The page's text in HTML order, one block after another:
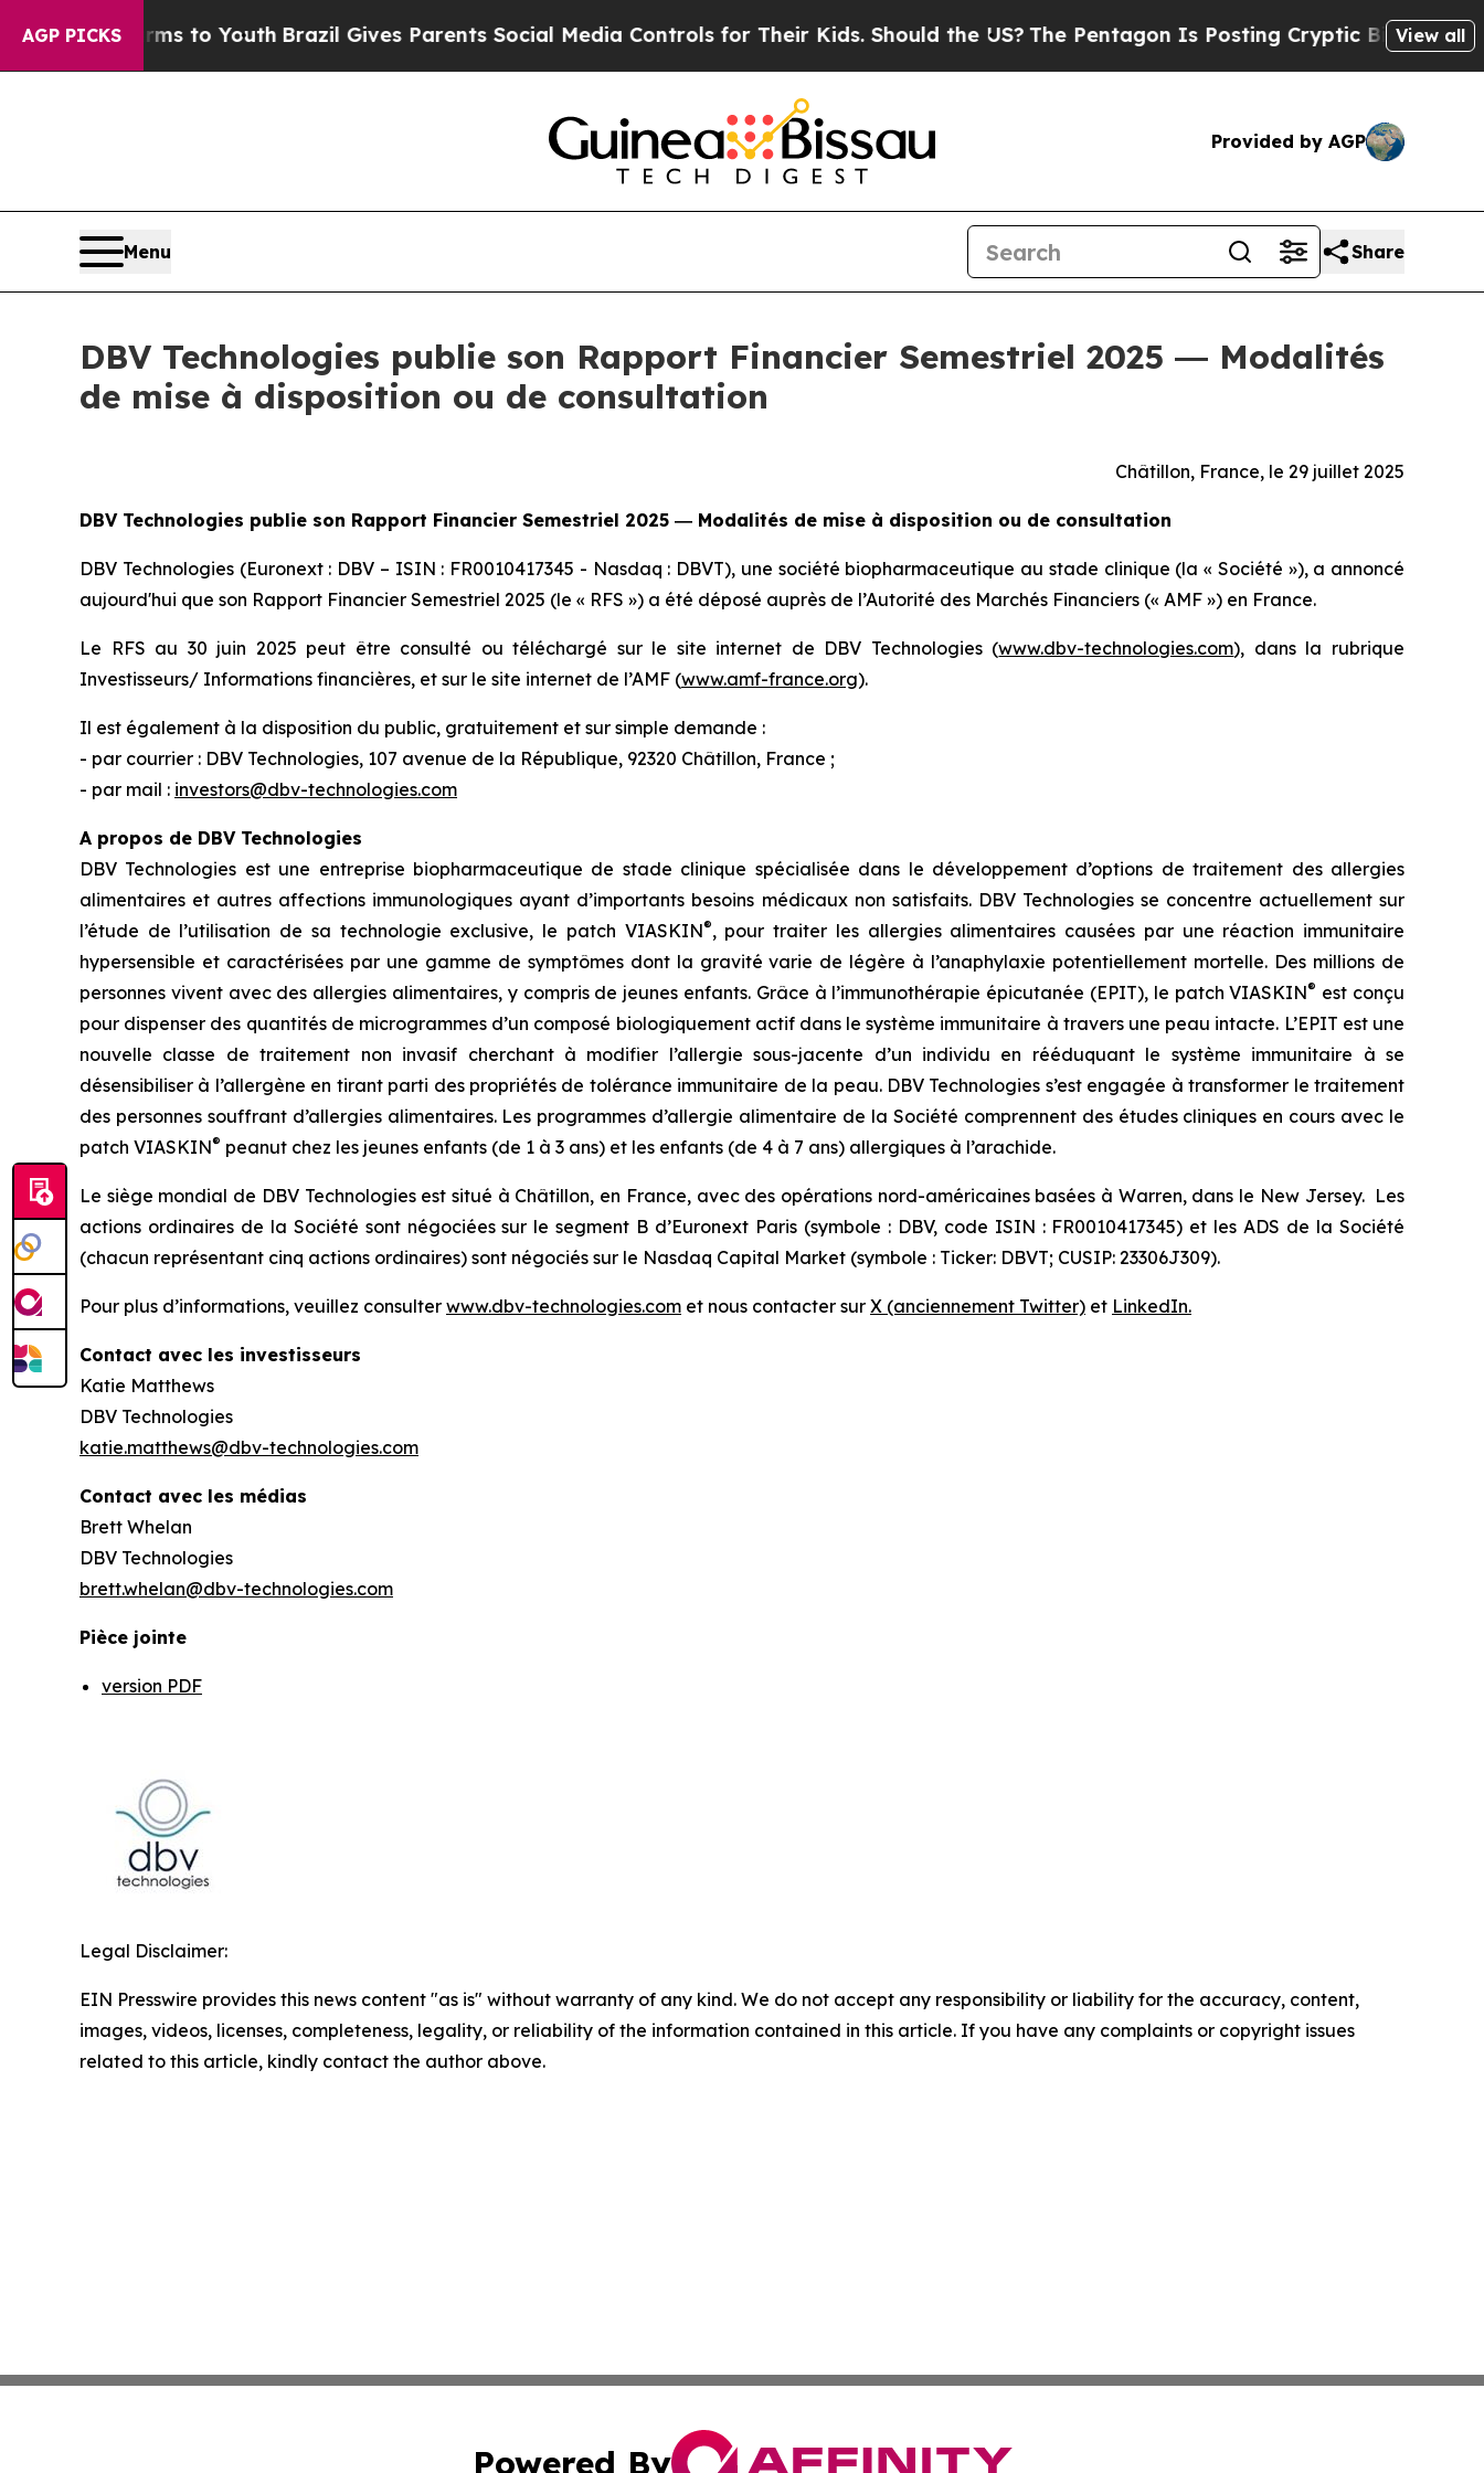
AGP PICKS
Harms to YouthBrazil Gives Parents Social Media Controls for Their Kids. Should the US?The Pentagon Is Posting Cryptic Biblical Messages
View all
Provided by AGP
Menu Share
DBV Technologies publie son Rapport Financier Semestriel 2025 ― Modalités
de mise à disposition ou de consultation
Châtillon, France, le 29 juillet 2025
DBV Technologies publie son Rapport Financier Semestriel 2025 ― Modalités de mise à disposition ou de consultation
DBV Technologies (Euronext : DBV – ISIN : FR0010417345 - Nasdaq : DBVT), une société biopharmaceutique au stade clinique (la « Société »), a annoncé
aujourd'hui que son Rapport Financier Semestriel 2025 (le « RFS ») a été déposé auprès de l’Autorité des Marchés Financiers (« AMF ») en France.
Le RFS au 30 juin 2025 peut être consulté ou téléchargé sur le site internet de DBV Technologies (www.dbv-technologies.com), dans la rubrique
Investisseurs/ Informations financières, et sur le site internet de l’AMF (www.amf-france.org).
Il est également à la disposition du public, gratuitement et sur simple demande :
- par courrier : DBV Technologies, 107 avenue de la République, 92320 Châtillon, France ;
- par mail : investors@dbv-technologies.com
A propos de DBV Technologies
DBV Technologies est une entreprise biopharmaceutique de stade clinique spécialisée dans le développement d’options de traitement des allergies
alimentaires et autres affections immunologiques ayant d’importants besoins médicaux non satisfaits. DBV Technologies se concentre actuellement sur
l’étude de l’utilisation de sa technologie exclusive, le patch VIASKIN®, pour traiter les allergies alimentaires causées par une réaction immunitaire
hypersensible et caractérisées par une gamme de symptômes dont la gravité varie de légère à l’anaphylaxie potentiellement mortelle. Des millions de
personnes vivent avec des allergies alimentaires, y compris de jeunes enfants. Grâce à l’immunothérapie épicutanée (EPIT), le patch VIASKIN® est conçu
pour dispenser des quantités de microgrammes d’un composé biologiquement actif dans le système immunitaire à travers une peau intacte. L’EPIT est une
nouvelle classe de traitement non invasif cherchant à modifier l’allergie sous-jacente d’un individu en rééduquant le système immunitaire à se
désensibiliser à l’allergène en tirant parti des propriétés de tolérance immunitaire de la peau. DBV Technologies s’est engagée à transformer le traitement
des personnes souffrant d’allergies alimentaires. Les programmes d’allergie alimentaire de la Société comprennent des études cliniques en cours avec le
patch VIASKIN® peanut chez les jeunes enfants (de 1 à 3 ans) et les enfants (de 4 à 7 ans) allergiques à l’arachide.
Le siège mondial de DBV Technologies est situé à Châtillon, en France, avec des opérations nord-américaines basées à Warren, dans le New Jersey. Les
actions ordinaires de la Société sont négociées sur le segment B d’Euronext Paris (symbole : DBV, code ISIN : FR0010417345) et les ADS de la Société
(chacun représentant cinq actions ordinaires) sont négociés sur le Nasdaq Capital Market (symbole : Ticker: DBVT; CUSIP: 23306J309).
Pour plus d’informations, veuillez consulter www.dbv-technologies.com et nous contacter sur X (anciennement Twitter) et LinkedIn.
Contact avec les investisseurs
Katie Matthews
DBV Technologies
katie.matthews@dbv-technologies.com
Contact avec les médias
Brett Whelan
DBV Technologies
brett.whelan@dbv-technologies.com
Pièce jointe
version PDF
Legal Disclaimer:
EIN Presswire provides this news content "as is" without warranty of any kind. We do not accept any responsibility or liability for the accuracy, content,
images, videos, licenses, completeness, legality, or reliability of the information contained in this article. If you have any complaints or copyright issues
related to this article, kindly contact the author above.
Powered By